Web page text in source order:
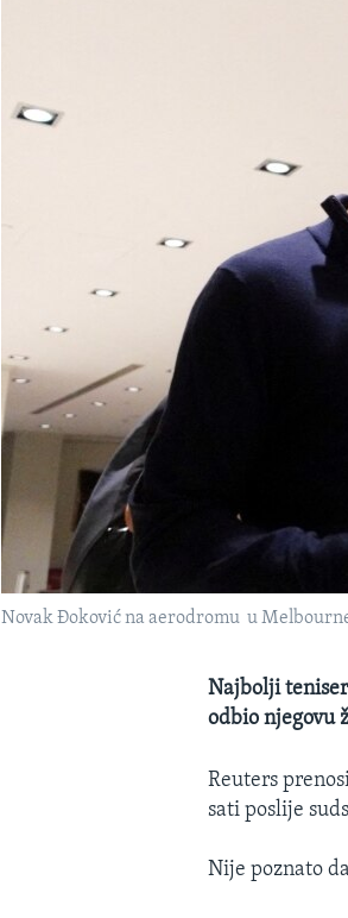
Novak Đoković na aerodromu u
Najbolji
odbio njegovu
Reuters
sati poslije
Nije poznato